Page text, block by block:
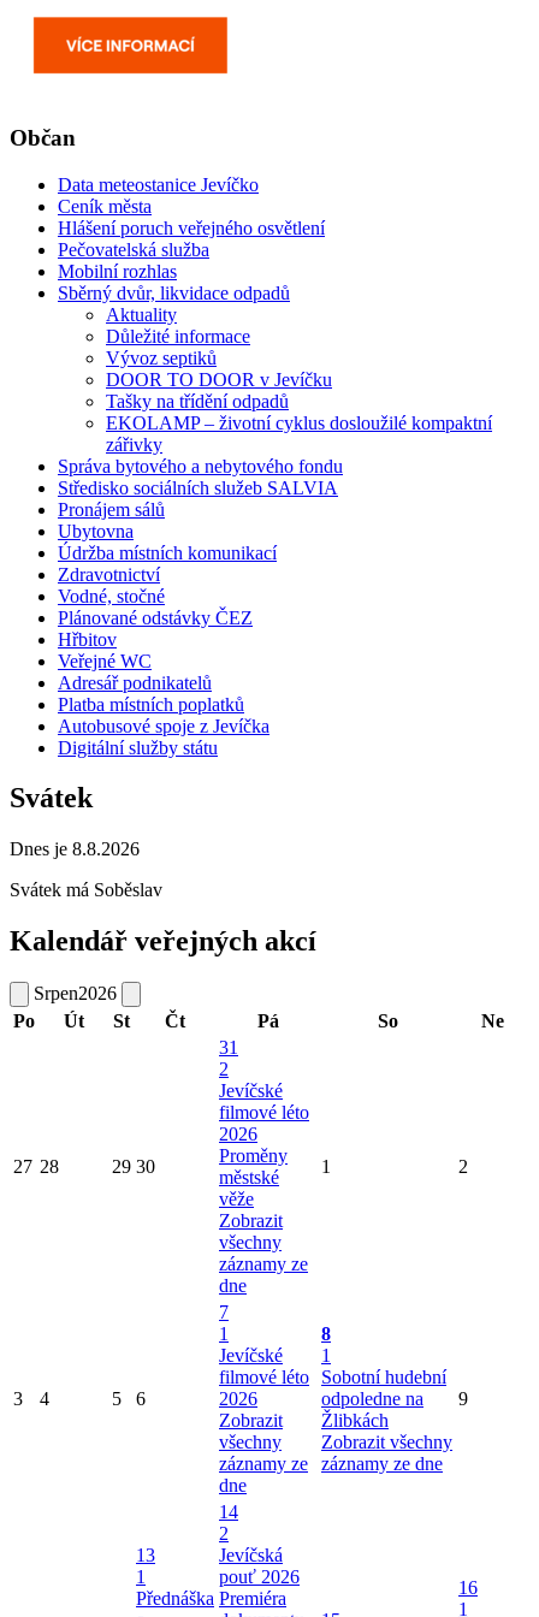
Občan
Data meteostanice Jevíčko
Ceník města
Hlášení poruch veřejného osvětlení
Pečovatelská služba
Mobilní rozhlas
Sběrný dvůr, likvidace odpadů
Aktuality
Důležité informace
Vývoz septiků
DOOR TO DOOR v Jevíčku
Tašky na třídění odpadů
EKOLAMP – životní cyklus dosloužilé kompaktní
zářivky
Správa bytového a nebytového fondu
Středisko sociálních služeb SALVIA
Pronájem sálů
Ubytovna
Údržba místních komunikací
Zdravotnictví
Vodné, stočné
Plánované odstávky ČEZ
Hřbitov
Veřejné WC
Adresář podnikatelů
Platba místních poplatků
Autobusové spoje z Jevíčka
Digitální služby státu
Svátek
Dnes je 8.8.2026
Svátek má Soběslav
Kalendář veřejných akcí
Srpen2026
Po
Út St Čt Pá So Ne
27 28 29 30
31
2
Jevíčské
filmové léto
2026
Proměny
městské
věže
Zobrazit
všechny
záznamy ze
dne
1 2
3 4 5 6
7
1
Jevíčské
filmové léto
2026
Zobrazit
všechny
záznamy ze
dne
8
1
Sobotní hudební
odpoledne na
Žlibkách
Zobrazit všechny
záznamy ze dne
9
13
1
Přednáška
14
2
Jevíčská
pouť 2026
Premiéra
16
1